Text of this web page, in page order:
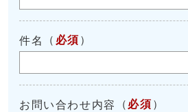
件名 （ 必須 ）
お問い合わせ内容 （ 必須 ）